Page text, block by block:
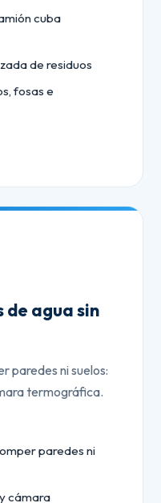
cuba
de residuos
fosas e
de agua sin
paredes ni suelos:
termográfica.
paredes ni
cámara